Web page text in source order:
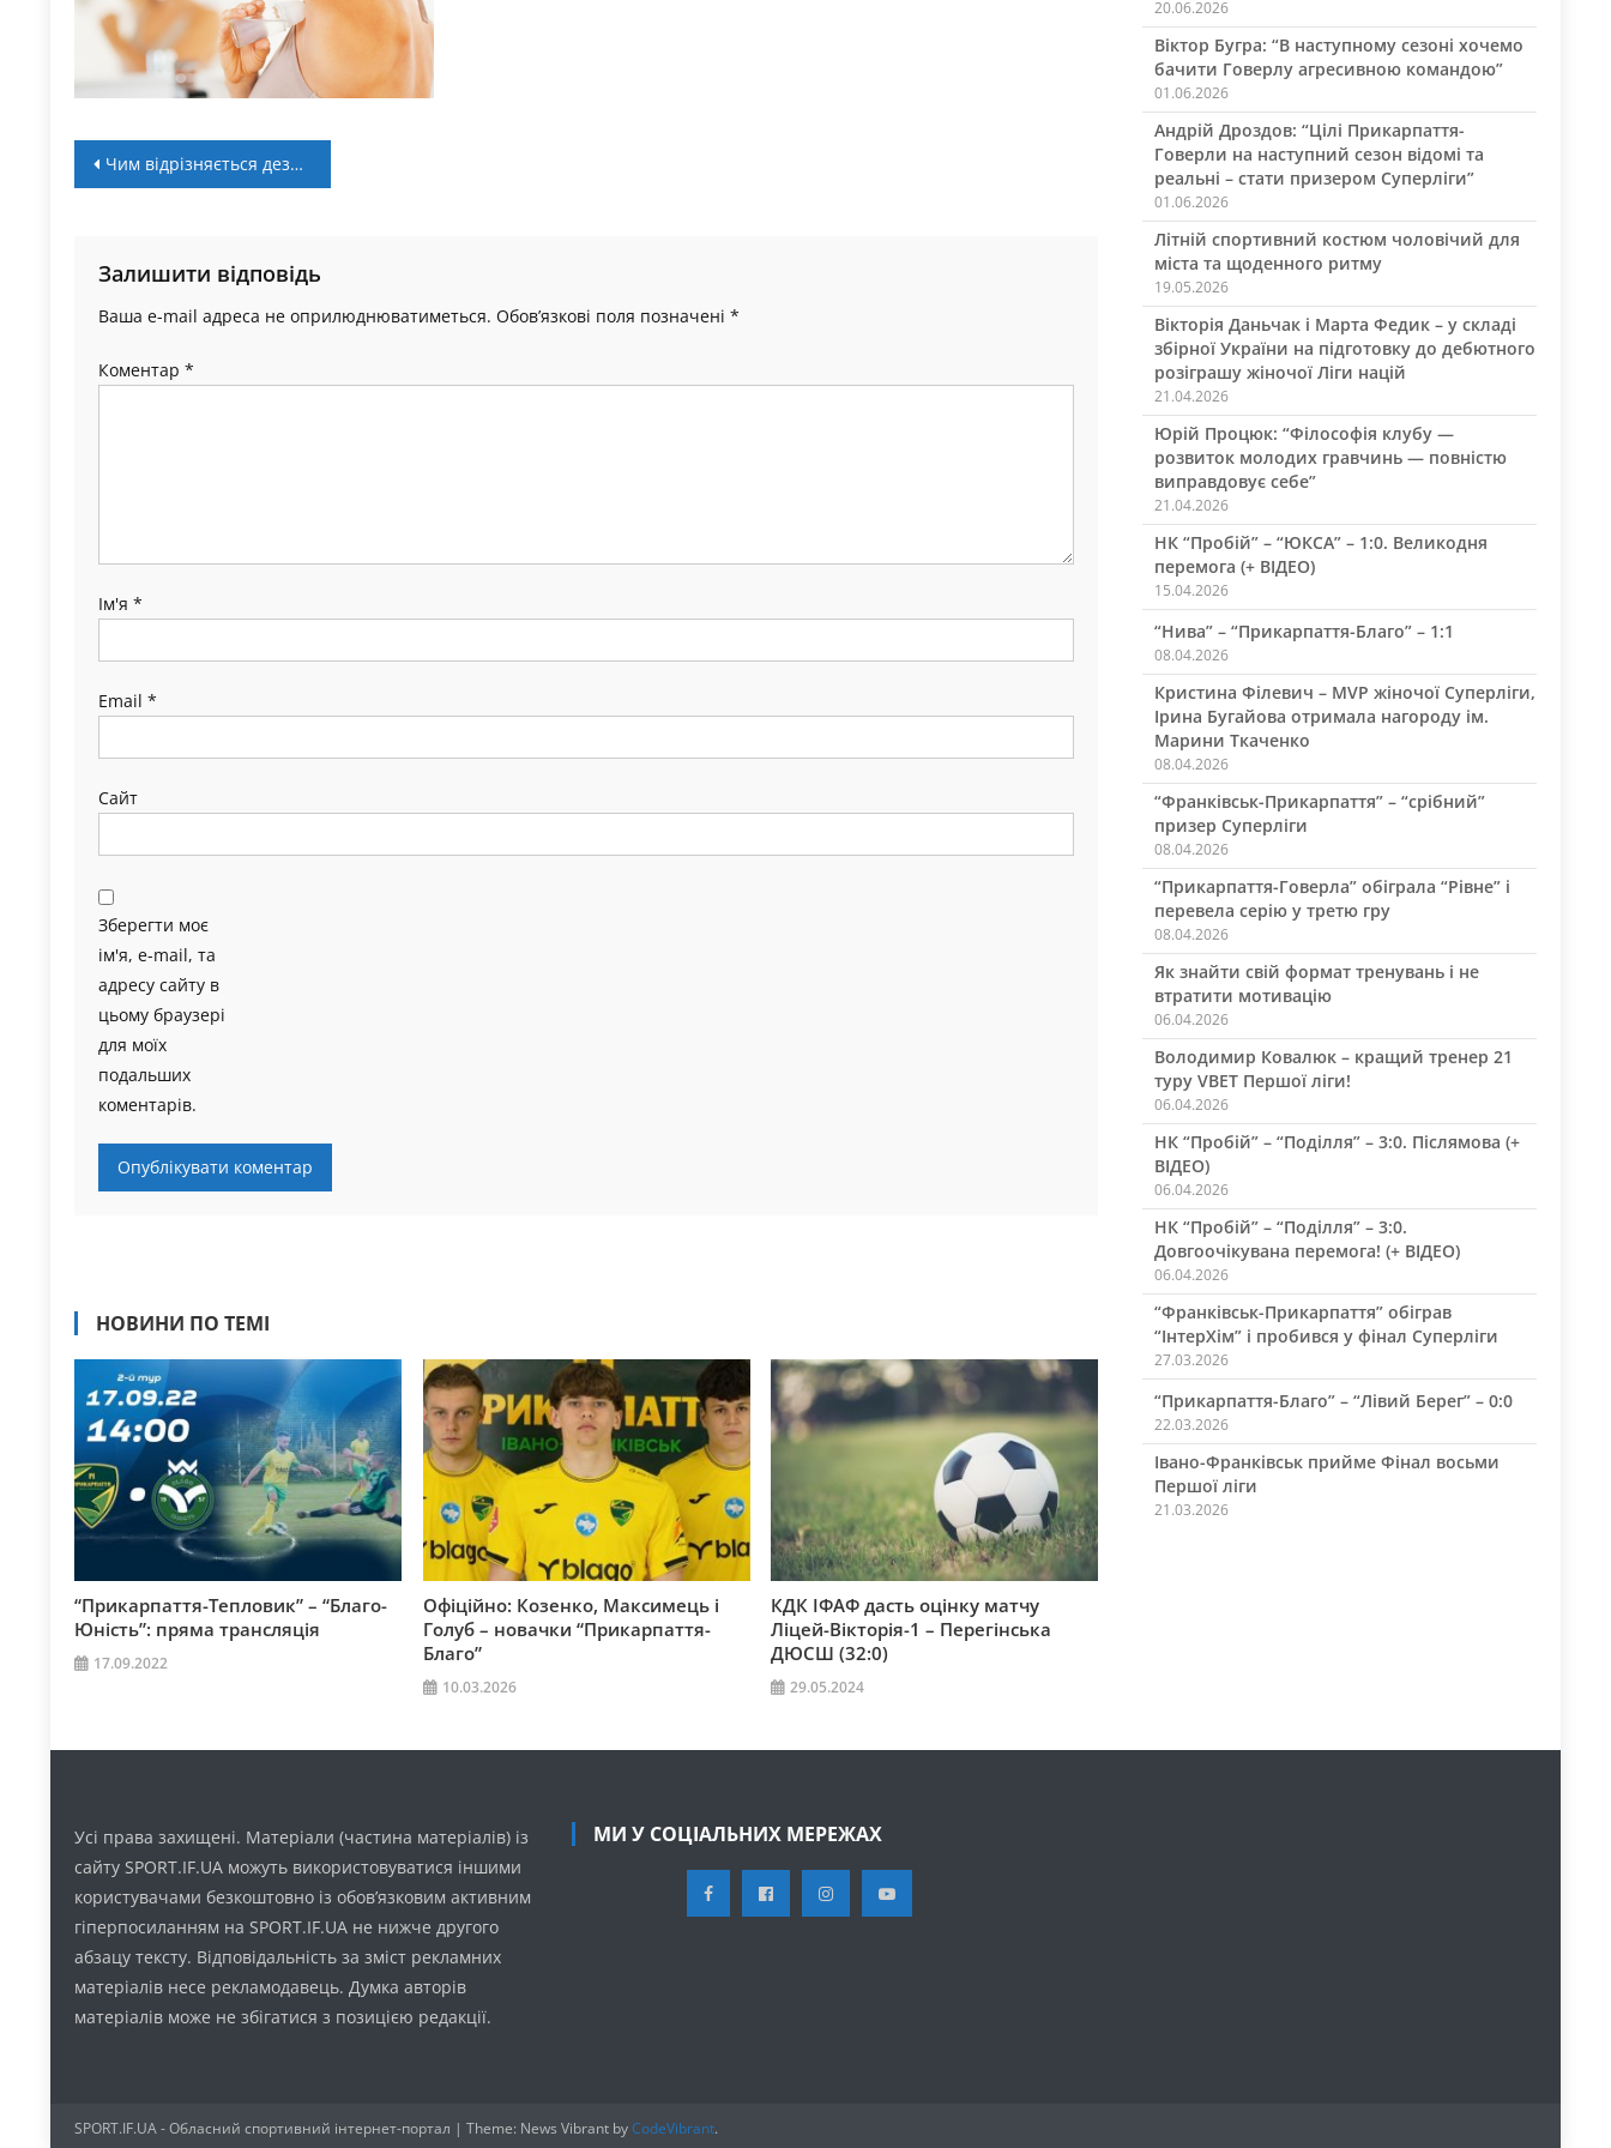
Навігація
Чим відрізняється дезодорант від антиперспіранта і коли потрібен кожен
Залишити відповідь
Ваша e-mail адреса не оприлюднюватиметься. Обов’язкові поля позначені *
Коментар *
Ім'я *
Email *
Сайт
Зберегти моє
ім'я, e-mail, та
адресу сайту в
цьому браузері
для моїх
подальших
коментарів.
НОВИНИ ПО ТЕМІ
“Прикарпаття-Тепловик” – “Благо-
Юність”: пряма трансляція
17.09.2022
Офіційно: Козенко, Максимець і
Голуб – новачки “Прикарпаття-
Благо”
10.03.2026
КДК ІФАФ дасть оцінку матчу
Ліцей-Вікторія-1 – Перегінська
ДЮСШ (32:0)
29.05.2024
20.06.2026
Віктор Бугра: “В наступному сезоні хочемо
бачити Говерлу агресивною командою”
01.06.2026
Андрій Дроздов: “Цілі Прикарпаття-
Говерли на наступний сезон відомі та
реальні – стати призером Суперліги”
01.06.2026
Літній спортивний костюм чоловічий для
міста та щоденного ритму
19.05.2026
Вікторія Даньчак і Марта Федик – у складі
збірної України на підготовку до дебютного
розіграшу жіночої Ліги націй
21.04.2026
Юрій Процюк: “Філософія клубу —
розвиток молодих гравчинь — повністю
виправдовує себе”
21.04.2026
НК “Пробій” – “ЮКСА” – 1:0. Великодня
перемога (+ ВІДЕО)
15.04.2026
“Нива” – “Прикарпаття-Благо” – 1:1
08.04.2026
Кристина Філевич – MVP жіночої Суперліги,
Ірина Бугайова отримала нагороду ім.
Марини Ткаченко
08.04.2026
“Франківськ-Прикарпаття” – “срібний”
призер Суперліги
08.04.2026
“Прикарпаття-Говерла” обіграла “Рівне” і
перевела серію у третю гру
08.04.2026
Як знайти свій формат тренувань і не
втратити мотивацію
06.04.2026
Володимир Ковалюк – кращий тренер 21
туру VBET Першої ліги!
06.04.2026
НК “Пробій” – “Поділля” – 3:0. Післямова (+
ВІДЕО)
06.04.2026
НК “Пробій” – “Поділля” – 3:0.
Довгоочікувана перемога! (+ ВІДЕО)
06.04.2026
“Франківськ-Прикарпаття” обіграв
“ІнтерХім” і пробився у фінал Суперліги
27.03.2026
“Прикарпаття-Благо” – “Лівий Берег” – 0:0
22.03.2026
Івано-Франківськ прийме Фінал восьми
Першої ліги
21.03.2026
Усі права захищені. Матеріали (частина матеріалів) із
сайту SPORT.IF.UA можуть використовуватися іншими
користувачами безкоштовно із обов’язковим активним
гіперпосиланням на SPORT.IF.UA не нижче другого
абзацу тексту. Відповідальність за зміст рекламних
матеріалів несе рекламодавець. Думка авторів
матеріалів може не збігатися з позицією редакції.
МИ У СОЦІАЛЬНИХ МЕРЕЖАХ
SPORT.IF.UA - Обласний спортивний інтернет-портал | Theme: News Vibrant byCodeVibrant.